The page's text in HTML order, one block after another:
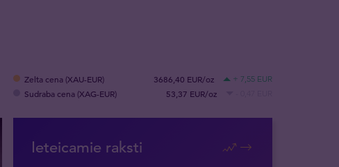
Zelta cena (XAU-EUR) 3686,40 EUR/oz + 7,55 EUR
Sudraba cena (XAG-EUR) 53,37 EUR/oz
Ieteicamie raksti